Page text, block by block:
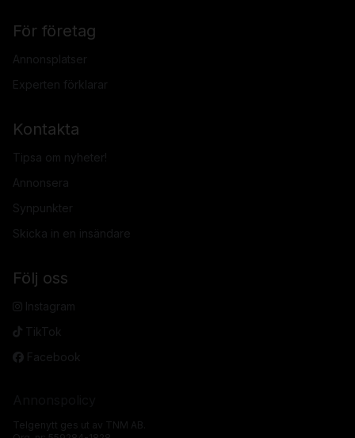
För företag
Annonsplatser
Experten förklarar
Kontakta
Tipsa om nyheter!
Annonsera
Synpunkter
Skicka in en insändare
Följ oss
Instagram
TikTok
Facebook
Telgenytt ges ut av TNM AB.